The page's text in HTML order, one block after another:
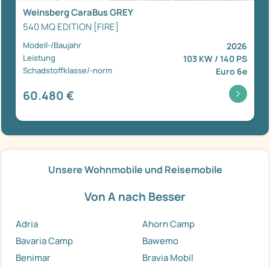
Weinsberg CaraBus GREY
540 MQ EDITION [FIRE]
Modell-/Baujahr 2026
Leistung 103 KW / 140 PS
Schadstoffklasse/-norm Euro 6e
60.480 €
Unsere Wohnmobile und Reisemobile
Von A nach Besser
Adria
Ahorn Camp
Bavaria Camp
Bawemo
Benimar
Bravia Mobil